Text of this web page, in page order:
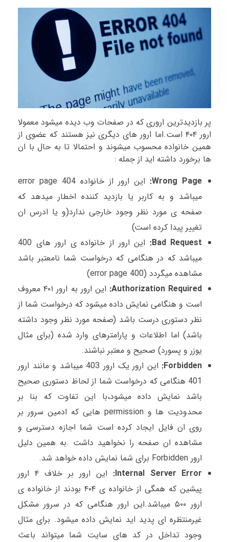
پر بازدیدترین اروری که در صفحات وب دیده میشود معمولا
ارور ۴۰۴ است.اما ارور های دیگری نیز هستند که عضوی از
همین خانواده محسوب میشوند و احتمالا تا به حال با ان
ها برخورد داشته اید از جمله :
Wrong Page:
این ارور از خانواده 404 error page
میباشد و به کاربر یا بازدید کننده اخطار میدهد که
صفحه ی مورد نظر وجود خارجی ندارد(و یا ادرس ان
تغییر پیدا کرده است)
Bad Request:
این ارور از خانواده ی ارور های 400
میباشد که در هنگامی که درخواست شما نامعتبر باشد
مشاهده میگردد (400 error page)
Authorization Required:
این ارور به ارور ۴۰۱ معروف
است و هنگامی نمایش داده میشود که درخواست شما از
نظر دستوری درست باشد (صفحه مورد نظر وجود داشته
باشد) اما اطلاعات و پارامترهای وارد شده (برای مثال
یوزر و پسورد) صحیح و معتبر نباشند.
Forbidden:
این ارور یک ارور 403 میباشد و مانند ارور
401 هنگامی که درخواست شما از لحاظ دستوری صحیح
باشد نمایش داده میشود،با این تفاوت که بنا بر
محدودیت ها و permission هایی که ادمین سرور بر
روی ان فایل ایجاد کرده است شما اجازه دسترسی و
مشاهده ان صفحه را نخواهید داشت .به همین دلیل
ارور Forbidden برای شما نمایش داده خواهد شد.
Internal Server Error:
این ارور بر خلاف ۴ ارور
پیشین که همگی از خانواده ی ۴۰۴ بودند از خانواده ی
ارور ۵۰۰ میباشد.این ارور هنگامی که در سرور مشکل
غیرمنتظره ای پدید اید نمایش داده میشود. برای مثال
وجود تداخل در کد های سایت شما میتواند باعث